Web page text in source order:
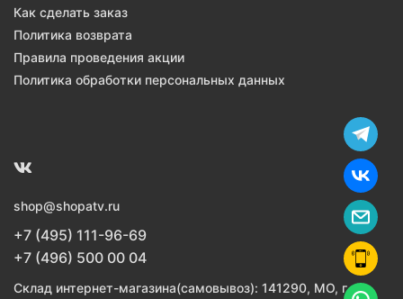
Как сделать заказ
Политика возврата
Правила проведения акции
Политика обработки персональных данных
shop@shopatv.ru
+7 (495) 111-96-69
+7 (496) 500 00 04
Склад интернет-магазина(самовывоз): 141290, МО, г.